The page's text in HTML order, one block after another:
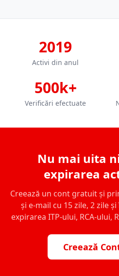
2019
Activi din anul
500k+
Verificări efectuate
Nu mai uita
expirarea
Creează un cont gratuit și
și e-mail cu 15 zile, 2 zile
expirarea ITP-ului, RCA-ului,
Creează